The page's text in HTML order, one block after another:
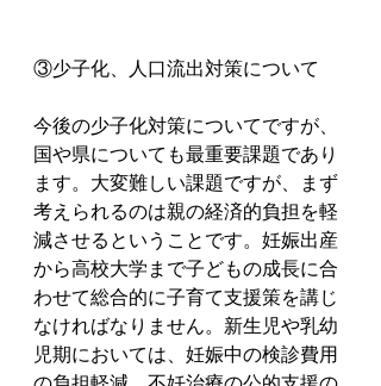
③少子化、人口流出対策について
今後の少子化対策についてですが、
国や県についても最重要課題であり
ます。大変難しい課題ですが、まず
考えられるのは親の経済的負担を軽
減させるということです。妊娠出産
から高校大学まで子どもの成長に合
わせて総合的に子育て支援策を講じ
なければなりません。新生児や乳幼
児期においては、妊娠中の検診費用